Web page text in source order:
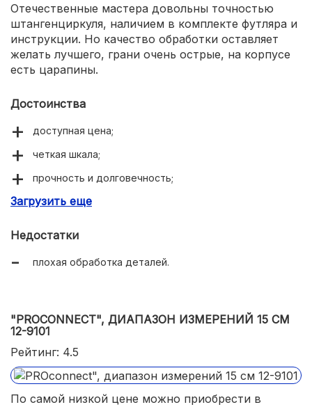
Отечественные мастера довольны точностью
штангенциркуля, наличием в комплекте футляра и
инструкции. Но качество обработки оставляет
желать лучшего, грани очень острые, на корпусе
есть царапины.
Достоинства
доступная цена;
четкая шкала;
прочность и долговечность;
пластиковый футляр.
Загрузить еще
Недостатки
плохая обработка деталей.
"PROCONNECT", ДИАПАЗОН ИЗМЕРЕНИЙ 15 СМ
12-9101
Рейтинг: 4.5
По самой низкой цене можно приобрести в